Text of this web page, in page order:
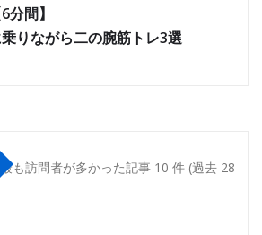
分間】
りながら二の腕筋トレ3選
最も訪問者が多かった記事 10 件 (過去 28